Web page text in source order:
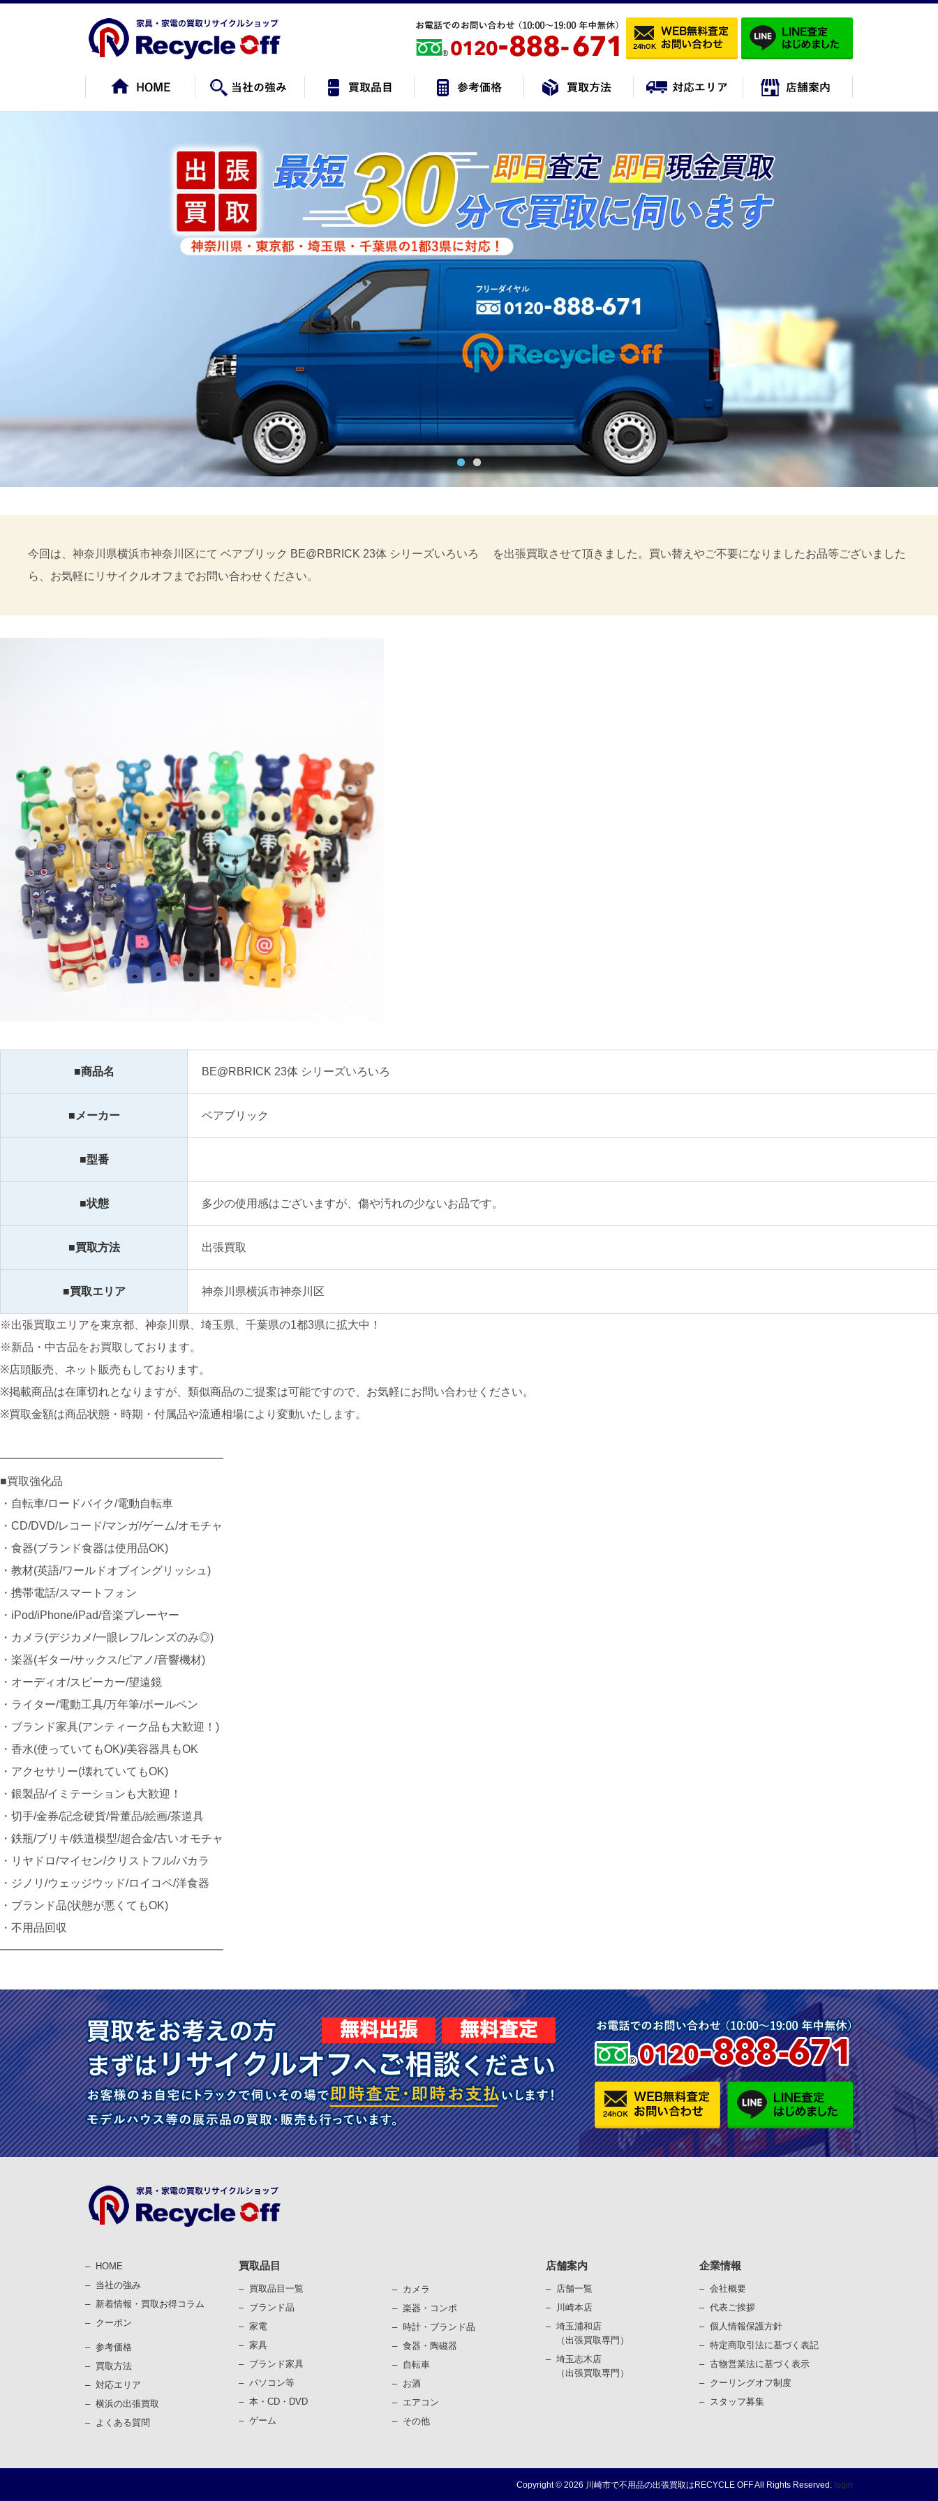
今回は、神奈川県横浜市神奈川区にて ベアブリック BE@RBRICK 23体 シリーズいろいろ を出張買取させて頂きました。買い替えやご不要になりましたお品等ございました
ら、お気軽にリサイクルオフまでお問い合わせください。
■商品名 BE@RBRICK 23体 シリーズいろいろ
■メーカー ベアブリック
■型番
■状態 多少の使用感はございますが、傷や汚れの少ないお品です。
■買取方法 出張買取
■買取エリア 神奈川県横浜市神奈川区
※出張買取エリアを東京都、神奈川県、埼玉県、千葉県の1都3県に拡大中！
※新品・中古品をお買取しております。
※店頭販売、ネット販売もしております。
※掲載商品は在庫切れとなりますが、類似商品のご提案は可能ですので、お気軽にお問い合わせください。
※買取金額は商品状態・時期・付属品や流通相場により変動いたします。
━━━━━━━━━━━━━━━━━━━━
■買取強化品
・自転車/ロードバイク/電動自転車
・CD/DVD/レコード/マンガ/ゲーム/オモチャ
・食器(ブランド食器は使用品OK)
・教材(英語/ワールドオブイングリッシュ)
・携帯電話/スマートフォン
・iPod/iPhone/iPad/音楽プレーヤー
・カメラ(デジカメ/一眼レフ/レンズのみ◎)
・楽器(ギター/サックス/ピアノ/音響機材)
・オーディオ/スピーカー/望遠鏡
・ライター/電動工具/万年筆/ボールペン
・ブランド家具(アンティーク品も大歓迎！)
・香水(使っていてもOK)/美容器具もOK
・アクセサリー(壊れていてもOK)
・銀製品/イミテーションも大歓迎！
・切手/金券/記念硬貨/骨董品/絵画/茶道具
・鉄瓶/ブリキ/鉄道模型/超合金/古いオモチャ
・リヤドロ/マイセン/クリストフル/バカラ
・ジノリ/ウェッジウッド/ロイコペ/洋食器
・ブランド品(状態が悪くてもOK)
・不用品回収
━━━━━━━━━━━━━━━━━━━━
HOME
当社の強み
新着情報・買取お得コラム
クーポン
参考価格
買取⽅法
対応エリア
横浜の出張買取
よくある質問
買取品目
買取品目一覧
ブランド品
家電
家具
ブランド家具
パソコン等
本・CD・DVD
ゲーム
カメラ
楽器・コンポ
時計・ブランド品
⾷器・陶磁器
⾃転⾞
お酒
エアコン
その他
店舗案内
店舗一覧
川崎本店
埼玉浦和店
（出張買取専門）
埼玉志木店
（出張買取専門）
企業情報
会社概要
代表ご挨拶
個⼈情報保護⽅針
特定商取引法に基づく表記
古物営業法に基づく表⽰
クーリングオフ制度
スタッフ募集
Copyright © 2026 川崎市で不用品の出張買取はRECYCLE OFFAll Rights Reserved. login